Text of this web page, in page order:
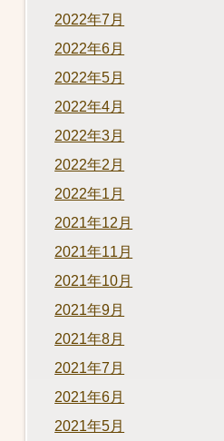
2022年7月
2022年6月
2022年5月
2022年4月
2022年3月
2022年2月
2022年1月
2021年12月
2021年11月
2021年10月
2021年9月
2021年8月
2021年7月
2021年6月
2021年5月